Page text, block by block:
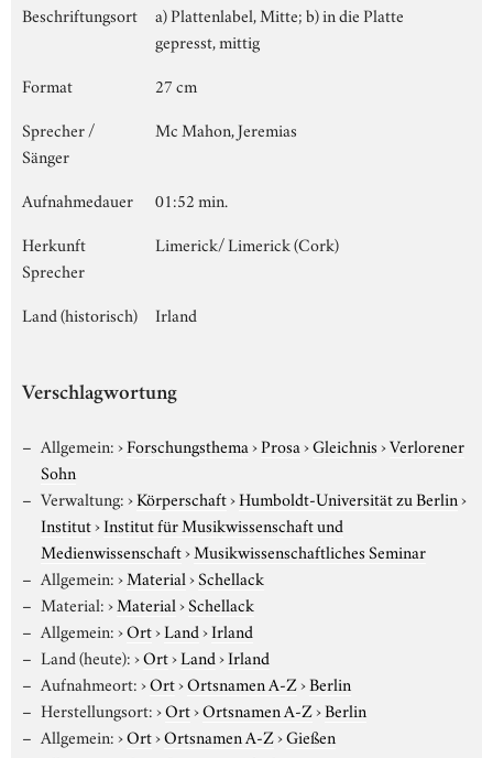
Beschriftungsort
a) Plattenlabel, Mitte; b) in die Platte
gepresst, mittig
Format
27 cm
Sprecher /
Sänger
Mc Mahon, Jeremias
Aufnahmedauer
01:52 min.
Herkunft
Sprecher
Limerick/ Limerick (Cork)
Land (historisch) Irland
Verschlagwortung
Allgemein:›Forschungsthema›Prosa›Gleichnis›Verlorener
Sohn
Verwaltung:›Körperschaft›Humboldt-Universität zu Berlin›
Institut›Institut für Musikwissenschaft und
Medienwissenschaft›Musikwissenschaftliches Seminar
Allgemein:›Material›Schellack
Material:›Material›Schellack
Allgemein:›Ort›Land›Irland
Land (heute):›Ort›Land›Irland
Aufnahmeort:›Ort›Ortsnamen A-Z›Berlin
Herstellungsort:›Ort›Ortsnamen A-Z›Berlin
Allgemein:›Ort›Ortsnamen A-Z›Gießen